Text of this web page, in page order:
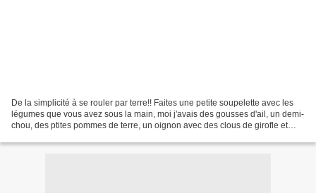
De la simplicité à se rouler par terre!! Faites une petite soupelette avec les
légumes que vous avez sous la main, moi j'avais des gousses d'ail, un demi-
chou, des ptites pommes de terre, un oignon avec des clous de girofle et